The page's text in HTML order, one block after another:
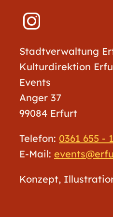
Stadtverwaltung
Kulturdirektion
Events
Anger 37
99084 Erfurt
Telefon: 0361 655 -
E-Mail:
Konzept,